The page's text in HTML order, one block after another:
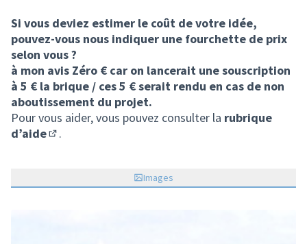
Si vous deviez estimer le coût de votre idée,
pouvez-vous nous indiquer une fourchette de prix
selon vous ?
à mon avis Zéro € car on lancerait une souscription
à 5 € la brique / ces 5 € serait rendu en cas de non
aboutissement du projet.
Pour vous aider, vous pouvez consulter la rubrique
d’aide
.
Images